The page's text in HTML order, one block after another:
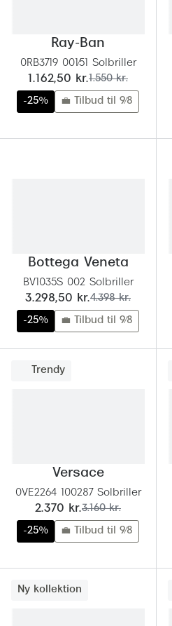
Ray-Ban
0RB3719 001/51 Solbriller
nu:
1.162,50 kr.før:
1.550 kr.
-25% 💼 Tilbud til 9/8
Bottega Veneta
BV1035S 002 Solbriller
nu:
3.298,50 kr.før:
4.398 kr.
-25% 💼 Tilbud til 9/8
Trendy
Versace
0VE2264 100287 Solbriller
nu:
2.370 kr.før:
3.160 kr.
-25% 💼 Tilbud til 9/8
Ny kollektion